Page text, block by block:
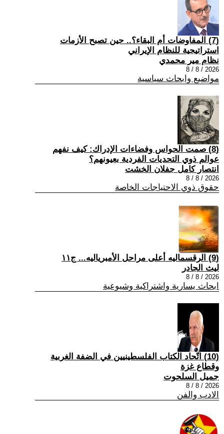
(7) المفاوضات أم البقاء؟.. حين تصبح الأزمات
استراتيجية للنظام الإيراني
نظام مير محمدي
2026 / 8 / 8
مواضيع وابحاث سياسية
(8) صمت الحواس وفضاءات الإدراك: كيف نفهم
عوالم ذوي التحديات الفردية بعيونهم؟
انتصار كامل جفلان الخشت
2026 / 8 / 8
حقوق ذوي الاحتياجات الخاصة
(9) الرقسماليه أعلى مراحل الأمبرياليه... ج١١
ليث الجادر
2026 / 8 / 8
ابحاث يسارية واشتراكية وشيوعية
(10) اتّحاد الكتاب الفلسطينيين في الضفة الغربية
وقطاع غزة
جميل السلحوت
2026 / 8 / 8
الادب والفن